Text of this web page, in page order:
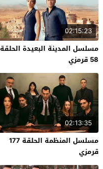
02:15:23
مسلسل المدينة البعيدة الحلقة
58 قرمزي
02:13:35
مسلسل المنظمة الحلقة 177
قرمزي